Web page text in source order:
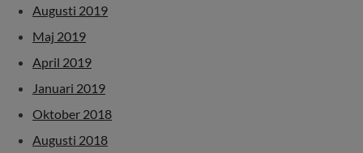
Augusti 2019
Maj 2019
April 2019
Januari 2019
Oktober 2018
Augusti 2018